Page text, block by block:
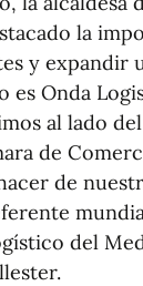
la
y expandir
es Onda
al lado
de
de
del